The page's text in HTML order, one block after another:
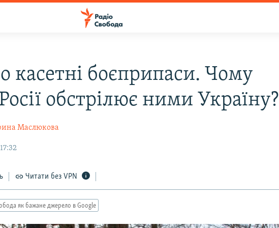
касетні боєприпаси. Чому
обстрілює ними Україну?
Маслюкова
Читати без VPN
як бажане джерело в Google